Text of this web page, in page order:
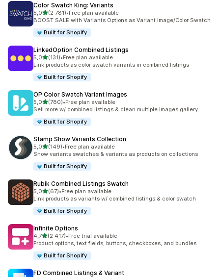
Color Swatch King: Variants
5,0av 5 stjerner
(2 781)
Totalt 2781 omtaler
•Free plan available
BOOST SALE with Variants Options as Variant Image/Color Swatch
Built for Shopify
LinkedOption Combined Listings
5,0av 5 stjerner
(131)
Totalt 131 omtaler
•Free plan available
Link products as color swatch variants in combined listings
Built for Shopify
OP Color Swatch Variant Images
5,0av 5 stjerner
(780)
Totalt 780 omtaler
•Free plan available
Sell more w/ combined listings & clean multiple images gallery
Built for Shopify
Stamp Show Variants Collection
5,0av 5 stjerner
(149)
Totalt 149 omtaler
•Free plan available
Show variants swatches & variants as products on collections
Built for Shopify
Rubik Combined Listings Swatch
5,0av 5 stjerner
(67)
Totalt 67 omtaler
•Free plan available
Link products as variants w/ combined listings & color swatch
Built for Shopify
Infinite Options
4,7av 5 stjerner
(2 417)
Totalt 2417 omtaler
•Free trial available
Product options, text fields, buttons, checkboxes, and bundles
Built for Shopify
FD Combined Listings & Variant